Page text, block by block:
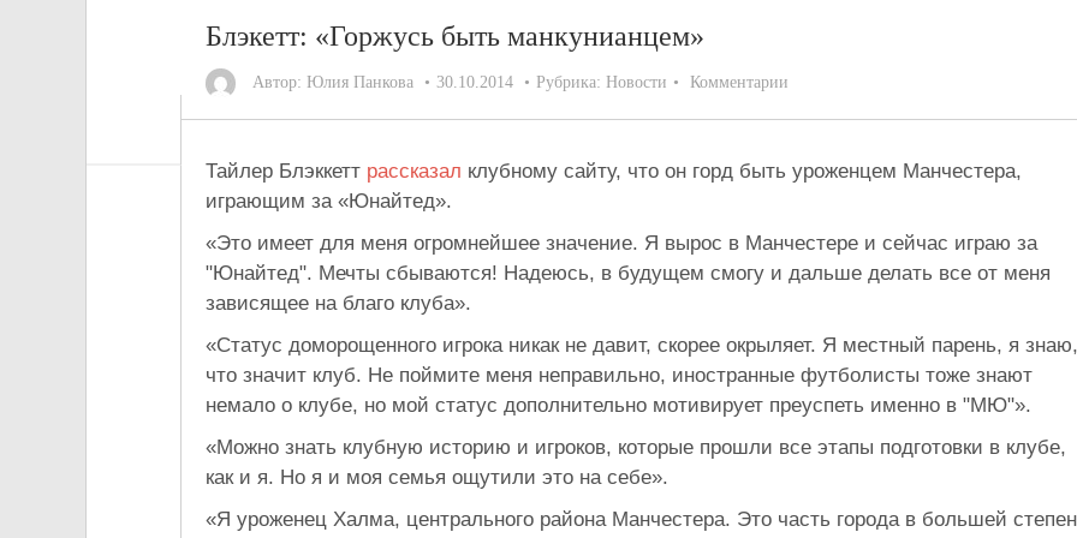
Блэкетт: «Горжусь быть манкунианцем»
Автор: Юлия Панкова 30.10.2014 Рубрика: Новости Комментарии
Тайлер Блэккетт рассказал клубному сайту, что он горд быть уроженцем Манчестера,
играющим за «Юнайтед».
«Это имеет для меня огромнейшее значение. Я вырос в Манчестере и сейчас играю за
"Юнайтед". Мечты сбываются! Надеюсь, в будущем смогу и дальше делать все от меня
зависящее на благо клуба».
«Статус доморощенного игрока никак не давит, скорее окрыляет. Я местный парень, я знаю,
что значит клуб. Не поймите меня неправильно, иностранные футболисты тоже знают
немало о клубе, но мой статус дополнительно мотивирует преуспеть именно в "МЮ"».
«Можно знать клубную историю и игроков, которые прошли все этапы подготовки в клубе,
как и я. Но я и моя семья ощутили это на себе».
«Я уроженец Халма, центрального района Манчестера. Это часть города в большей